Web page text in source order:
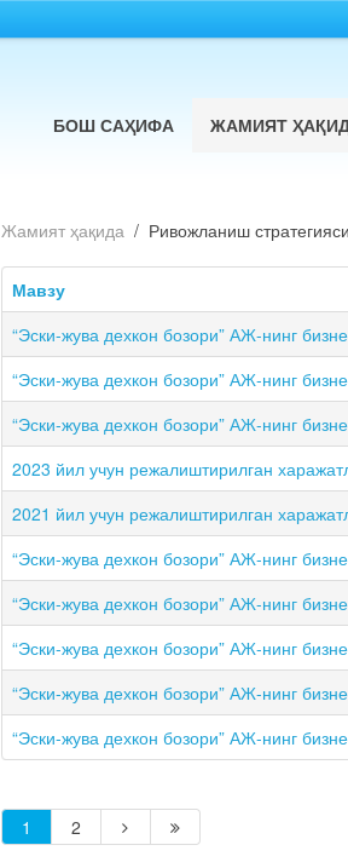
БОШ САҲИФА ЖАМИЯТ
Жамият ҳақида Ривожланиш
Мавзу
“Эски-жува дехкон бозори” АЖ-нинг
“Эски-жува дехкон бозори” АЖ-нинг
“Эски-жува дехкон бозори” АЖ-нинг
2023 йил учун режалиштирилган
2021 йил учун режалиштирилган
“Эски-жува дехкон бозори” АЖ-нинг
“Эски-жува дехкон бозори” АЖ-нинг
“Эски-жува дехкон бозори” АЖ-нинг
“Эски-жува дехкон бозори” АЖ-нинг
“Эски-жува дехкон бозори” АЖ-нинг
1
2